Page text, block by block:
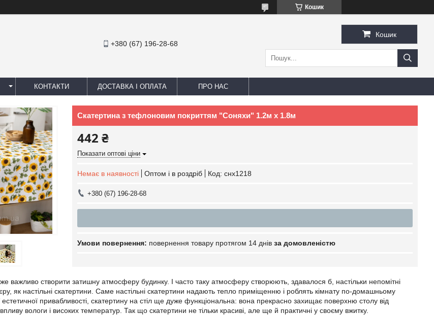
Кошик
+380 (67) 196-28-68
Кошик
КОНТАКТИ ДОСТАВКА І ОПЛАТА ПРО НАС
Скатертина з тефлоновим покриттям "Соняхи" 1.2м х 1.8м
442 ₴
Показати оптові ціни
Немає в наявності Оптом і в роздріб Код: снх1218
+380 (67) 196-28-68
повернення товару протягом 14 днів за домовленістю
важливо створити затишну атмосферу будинку. І часто таку атмосферу створюють, здавалося б, настільки непомітні
як настільні скатертини. Саме настільні скатертини надають тепло приміщенню і роблять кімнату по-домашньому
привабливості, скатертину на стіл ще дуже функціональна: вона прекрасно захищає поверхню столу від
вологи і високих температур. Так що скатертини не тільки красиві, але ще й практичні у своєму вжитку.